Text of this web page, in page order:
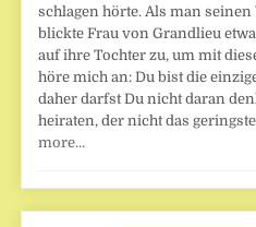
schlagen hörte. Als man
blickte Frau von Grandlieu
auf ihre Tochter zu, um mit
höre mich an: Du bist die
daher darfst Du nicht daran
heiraten, der nicht das
more…